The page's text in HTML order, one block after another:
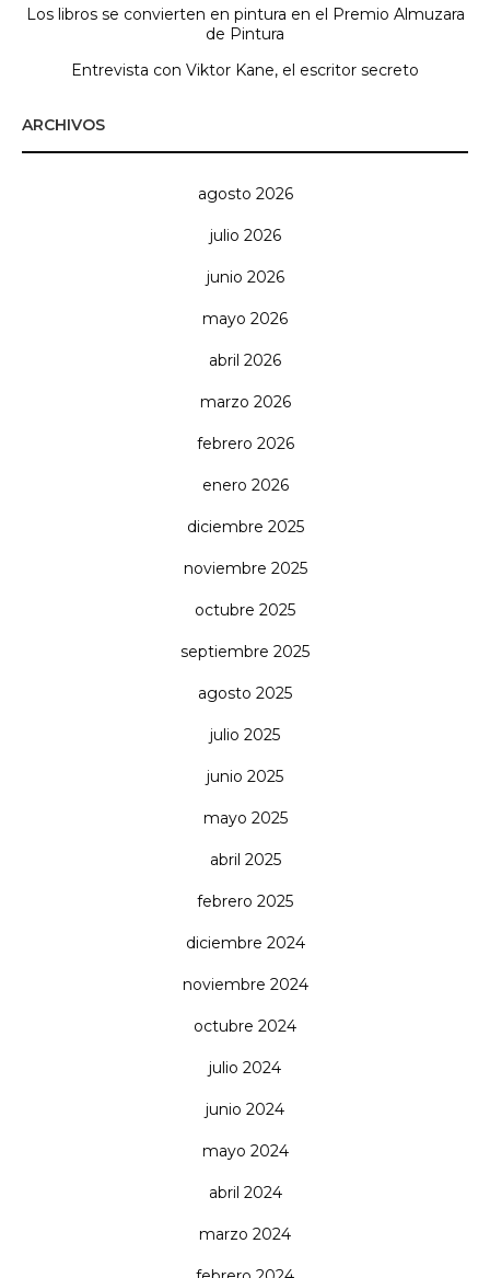
Los libros se convierten en pintura en el Premio Almuzara
de Pintura
Entrevista con Viktor Kane, el escritor secreto
ARCHIVOS
agosto 2026
julio 2026
junio 2026
mayo 2026
abril 2026
marzo 2026
febrero 2026
enero 2026
diciembre 2025
noviembre 2025
octubre 2025
septiembre 2025
agosto 2025
julio 2025
junio 2025
mayo 2025
abril 2025
febrero 2025
diciembre 2024
noviembre 2024
octubre 2024
julio 2024
junio 2024
mayo 2024
abril 2024
marzo 2024